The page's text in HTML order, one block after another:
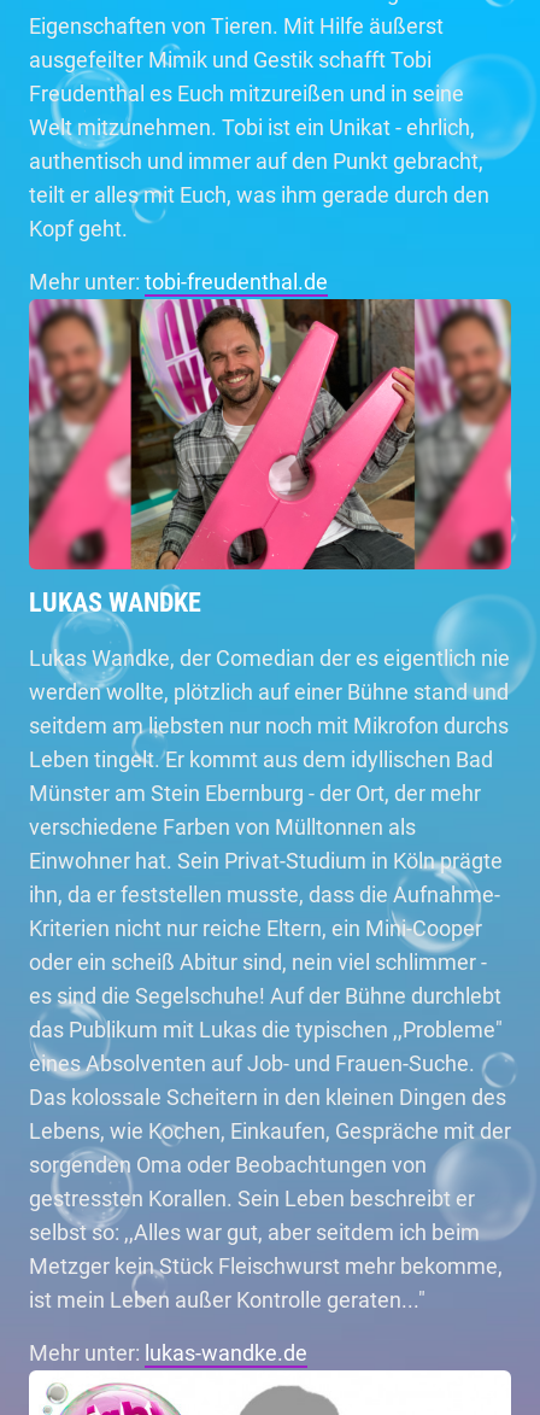
Eigenschaften von Tieren. Mit Hilfe äußerst
ausgefeilter Mimik und Gestik schafft Tobi
Freudenthal es Euch mitzureißen und in seine
Welt mitzunehmen. Tobi ist ein Unikat - ehrlich,
authentisch und immer auf den Punkt gebracht,
teilt er alles mit Euch, was ihm gerade durch den
Kopf geht.
Mehr unter: tobi-freudenthal.de
LUKAS WANDKE
Lukas Wandke, der Comedian der es eigentlich nie
werden wollte, plötzlich auf einer Bühne stand und
seitdem am liebsten nur noch mit Mikrofon durchs
Leben tingelt. Er kommt aus dem idyllischen Bad
Münster am Stein Ebernburg - der Ort, der mehr
verschiedene Farben von Mülltonnen als
Einwohner hat. Sein Privat-Studium in Köln prägte
ihn, da er feststellen musste, dass die Aufnahme-
Kriterien nicht nur reiche Eltern, ein Mini-Cooper
oder ein scheiß Abitur sind, nein viel schlimmer -
es sind die Segelschuhe! Auf der Bühne durchlebt
das Publikum mit Lukas die typischen ,,Probleme"
eines Absolventen auf Job- und Frauen-Suche.
Das kolossale Scheitern in den kleinen Dingen des
Lebens, wie Kochen, Einkaufen, Gespräche mit der
sorgenden Oma oder Beobachtungen von
gestressten Korallen. Sein Leben beschreibt er
selbst so: ,,Alles war gut, aber seitdem ich beim
Metzger kein Stück Fleischwurst mehr bekomme,
ist mein Leben außer Kontrolle geraten..."
Mehr unter: lukas-wandke.de